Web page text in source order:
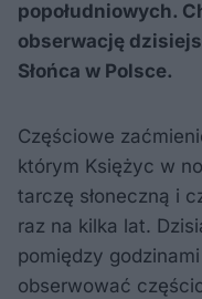
popołudniowych.
obserwację
Słońca w Polsce.
Częściowe
którym Księżyc w
tarczę słoneczną i
raz na kilka lat.
pomiędzy
obserwować